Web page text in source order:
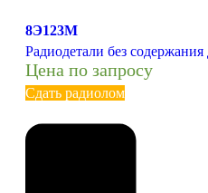
8Э123М
Радиодетали без содержания
Цена по запросу
Сдать радиолом